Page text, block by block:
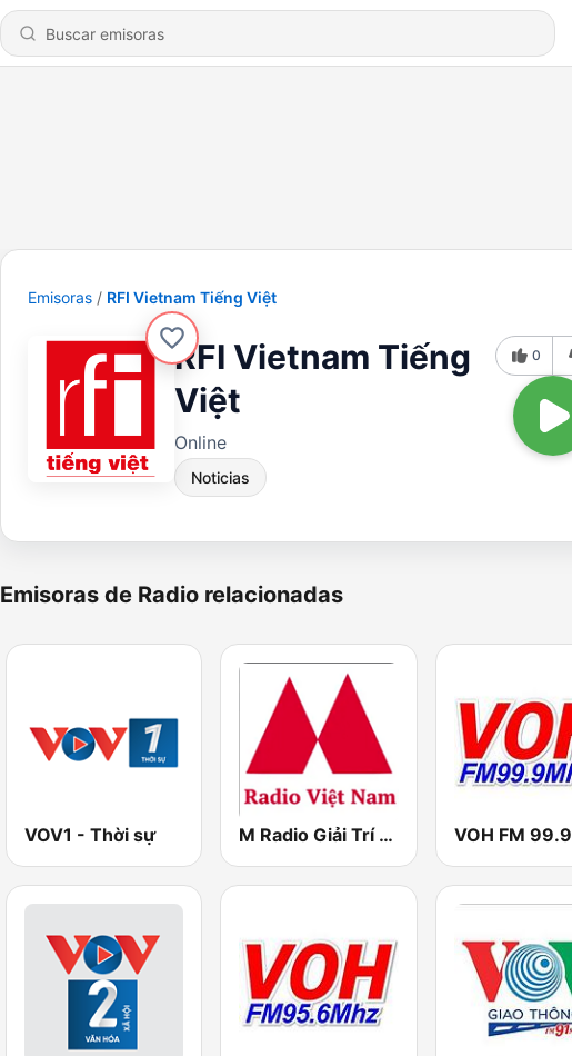
Emisoras RFI Vietnam Tiếng Việt
RFI Vietnam Tiếng
Việt
Online
Noticias
0
Emisoras de Radio relacionadas
VOV1 - Thời sự M Radio Giải Trí Việt Nam VOH FM 99.9